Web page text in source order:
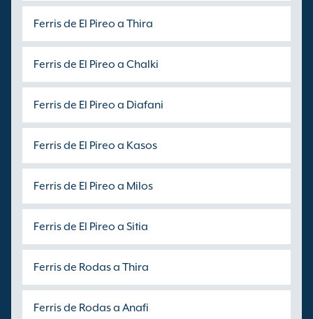
Ferris de El Pireo a Thira
Ferris de El Pireo a Chalki
Ferris de El Pireo a Diafani
Ferris de El Pireo a Kasos
Ferris de El Pireo a Milos
Ferris de El Pireo a Sitia
Ferris de Rodas a Thira
Ferris de Rodas a Anafi